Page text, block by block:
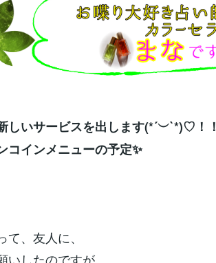
しいサービスを出します(*´︶`*)♡！！
コインメニューの予定✨
、友人に、
いしたのですが、、、